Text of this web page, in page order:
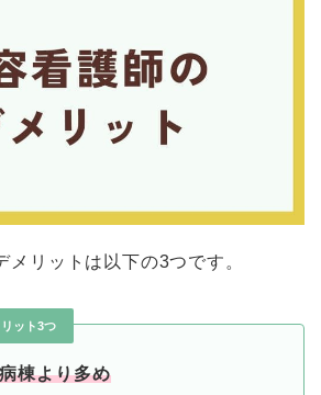
メリットは以下の3つです。
ット3つ
棟より多め